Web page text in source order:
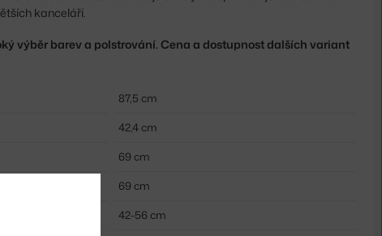
kanceláří.
výběr barev a polstrování. Cena a dostupnost dalších variant
87,5 cm
42,4 cm
69 cm
69 cm
42-56 cm